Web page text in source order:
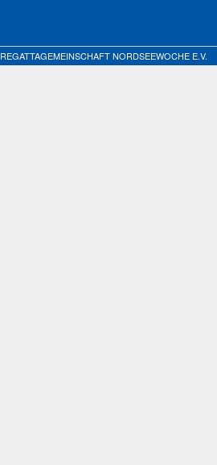
REGATTAGEMEINSCHAFT NORDSEEWOCHE E.V.